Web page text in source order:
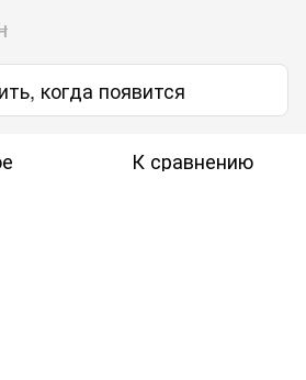
когда появится
К сравнению